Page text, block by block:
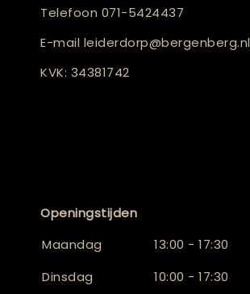
Telefoon 071-5424437
E-mail leiderdorp@bergenberg.nl
KVK: 34381742
Openingstijden
Maandag
13:00 - 17:30
Dinsdag
10:00 - 17:30